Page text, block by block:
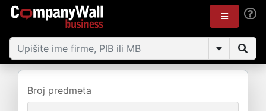
Broj predmeta